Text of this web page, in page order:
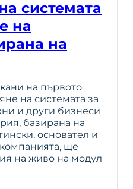
системата
на
на
на първото
на системата за
и други бизнеси
базирана на
основател и
ще
на живо на модул